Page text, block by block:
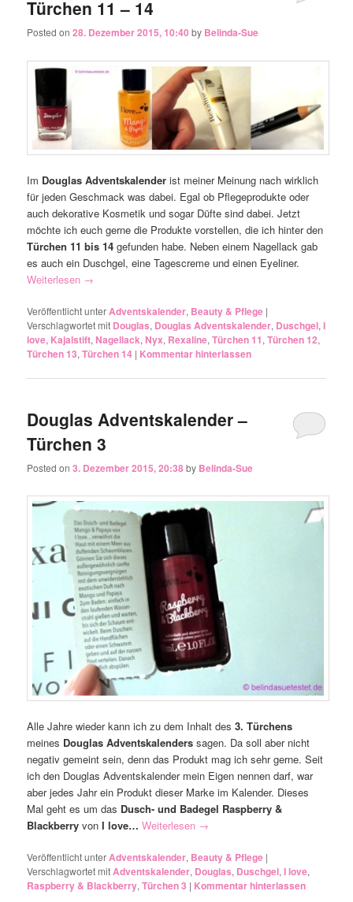
Türchen 11 – 14
Posted on28. Dezember 2015, 10:40 by Belinda-Sue
Im Douglas Adventskalender ist meiner Meinung nach wirklich
für jeden Geschmack was dabei. Egal ob Pflegeprodukte oder
auch dekorative Kosmetik und sogar Düfte sind dabei. Jetzt
möchte ich euch gerne die Produkte vorstellen, die ich hinter den
Türchen 11 bis 14 gefunden habe. Neben einem Nagellack gab
es auch ein Duschgel, eine Tagescreme und einen Eyeliner.
Weiterlesen →
Veröffentlicht unterAdventskalender, Beauty & Pflege |
Verschlagwortet mit Douglas, Douglas Adventskalender, Duschgel,I
love, Kajalstift,Nagellack,Nyx, Rexaline,Türchen 11,Türchen 12,
Türchen 13,Türchen 14 | Kommentar hinterlassen
Douglas Adventskalender –
Türchen 3
Posted on3. Dezember 2015, 20:38by Belinda-Sue
Alle Jahre wieder kann ich zu dem Inhalt des3. Türchens
meines Douglas Adventskalenders sagen. Da soll aber nicht
negativ gemeint sein, denn das Produkt mag ich sehr gerne. Seit
ich den Douglas Adventskalender mein Eigen nennen darf, war
aber jedes Jahr ein Produkt dieser Marke im Kalender. Dieses
Mal geht es um das Dusch- und Badegel Raspberry &
Blackberry vonI love… Weiterlesen →
Veröffentlicht unterAdventskalender, Beauty & Pflege |
Verschlagwortet mitAdventskalender, Douglas, Duschgel,I love,
Raspberry & Blackberry,Türchen 3 | Kommentar hinterlassen